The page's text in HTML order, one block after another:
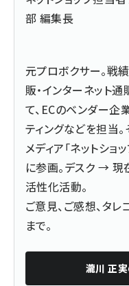
部 編集長
元プロボクサー。戦
販・インターネット
て、ECのベンダー企
ティングなどを担当
メディア「ネットシ
に参画。デスク → 現
活性化活動。
ご意見、ご感想、タレ
まで。
瀧川 正実